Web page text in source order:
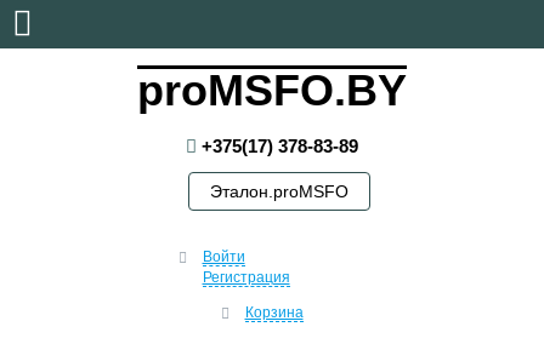
proMSFO.BY
+375(17) 378-83-89
Эталон.proMSFO
Войти
Регистрация
Корзина